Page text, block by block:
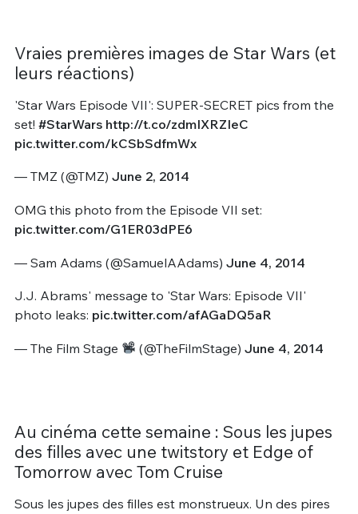
Vraies premières images de Star Wars (et
leurs réactions)
'Star Wars Episode VII': SUPER-SECRET pics from the
set! #StarWars http://t.co/zdmIXRZIeC
pic.twitter.com/kCSbSdfmWx
— TMZ (@TMZ) June 2, 2014
OMG this photo from the Episode VII set:
pic.twitter.com/G1ER03dPE6
— Sam Adams (@SamuelAAdams) June 4, 2014
J.J. Abrams' message to 'Star Wars: Episode VII'
photo leaks: pic.twitter.com/afAGaDQ5aR
— The Film Stage (@TheFilmStage) June 4, 2014
Au cinéma cette semaine : Sous les jupes
des filles avec une twitstory et Edge of
Tomorrow avec Tom Cruise
Sous les jupes des filles est monstrueux. Un des pires